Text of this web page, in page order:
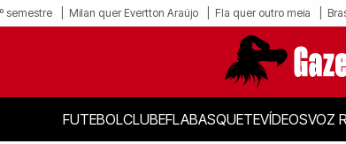
semestre Milan quer Evertton Araújo Fla quer outro meia
FUTEBOLCLUBEFLABASQUETEVÍDEOSVOZ